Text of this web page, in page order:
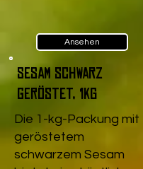
Ansehen
Sesam schwarz
geröstet, 1kg
Die 1-kg-Packung mit
geröstetem
schwarzem Sesam